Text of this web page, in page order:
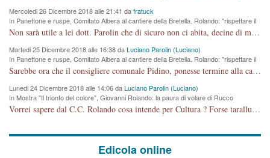
Mercoledi 26 Dicembre 2018 alle 21:41 dafratuck
In Panettone e ruspe, Comitato Albera al cantiere della Bretella. Rolando: "rispettare il
cronoprogramma"
Non sarà utile a lei dott. Parolin che di sicuro non ci abita, decine di migliaia di TIR, automobili e padroncini che passano quotidianamente per una strada appena rotabile, non è più possibile stendere i panni, attraversare la strada senza rischiare la morte, le case stanno crepando, i tempi sono cambiati e la bretella non passerà assolutamente per maddalene (ma cosa sta a dire?!), dia invece responsabilità a chi ha costruito tagliando la strada che doveva invece terminare a isola vicentina e non al moracchino lasciando Motta di Costabissara ancora in panne di traffico. I tempi sono cambiati dottore e se l'anagrafe della vita stagna nell'essere umano impressioni conservatrici, la società non le considera perchè va avanti, si industrializza e ha bisogno di infrastrutture e di sviluppo. Ultima considerazione, se è geloso di Rolando perchè vede in lui solo campagne politiche mentre si difendono i SOLI diritti dei cittadini, la preghiamo faccia considerazioni più appropriate. Saluti e complimenti per i suoi scritti.
Martedi 25 Dicembre 2018 alle 16:38 daLuciano Parolin (Luciano)
In Panettone e ruspe, Comitato Albera al cantiere della Bretella. Rolando: "rispettare il
cronoprogramma"
Sarebbe ora che il consigliere comunale Pidino, ponesse termine alla campagna elettorale nel territorio del suo seggio Villaggio del Sole. La tiraca è iniziata, distruggerà 6 km di prateria ovest della città, ricca di fonti e sorgenti d'acqua. I cittadini di Maddalene non avranno più Pace la notte. Molta colpa per la costruzione di questa Strada è proprio del signor Rolando,dei suoi gazebo mobili e che vuol far passare questa opera VANDALICA come progetto "utile" a chi ? Non è cosa seria sig. Rolando!
Lunedi 24 Dicembre 2018 alle 14:06 daLuciano Parolin (Luciano)
In Mostra "Il trionfo del colore", Giovanni Rolando: la paura di volare di Rucco
Vorrei sapere dal C.C. Rolando cosa intende per Cultura ? Forse tarallucci, vino e sagre, o spaghetti tricolori del PD ? Il continuo (s)parlare della mostra a Palazzo Chiericati caro consigliere DANNEGGIA FORTEMENTE l'immagine della città TUTTA e fa deviare i consensi che in RUSSIA (badi bene ex U.R.S.S.) sono ECCELLENTI. A livello artistico l'evento è di alta Valenza culturale, COMPITO di Tutta la Cittadinanza fare il possibile per propagandare l'iniziativa senza farne UN CASO PARTITICO come fa Lei da sempre. Meno Gazebo + Partecipazione! E così sia. Amen.
Edicola online